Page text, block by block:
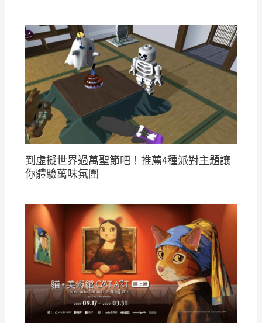
到虛擬世界過萬聖節吧！推薦4種派對主題讓
你體驗萬味氛圍